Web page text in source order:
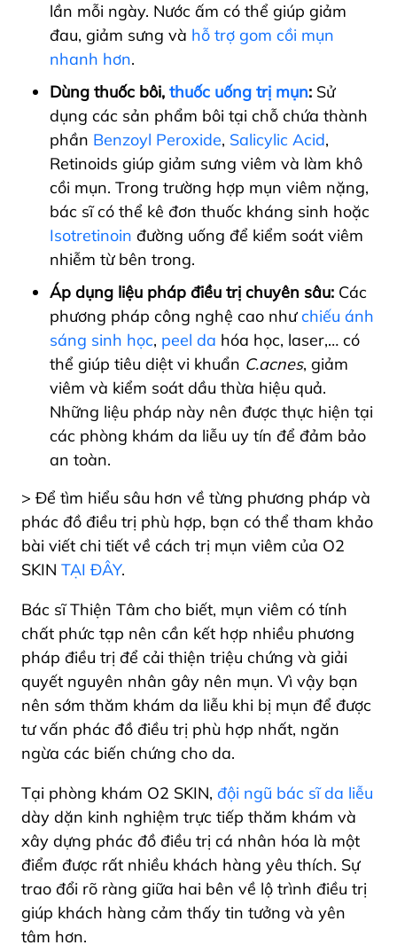
lần mỗi ngày. Nước ấm có thể giúp giảm
đau, giảm sưng và hỗ trợ gom cồi mụn
nhanh hơn.
Dùng thuốc bôi, thuốc uống trị mụn: Sử
dụng các sản phẩm bôi tại chỗ chứa thành
phần Benzoyl Peroxide, Salicylic Acid,
Retinoids giúp giảm sưng viêm và làm khô
cồi mụn. Trong trường hợp mụn viêm nặng,
bác sĩ có thể kê đơn thuốc kháng sinh hoặc
Isotretinoin đường uống để kiểm soát viêm
nhiễm từ bên trong.
Áp dụng liệu pháp điều trị chuyên sâu: Các
phương pháp công nghệ cao nhưchiếu ánh
sáng sinh học, peel da hóa học, laser,… có
thể giúp tiêu diệt vi khuẩn C.acnes, giảm
viêm và kiểm soát dầu thừa hiệu quả.
Những liệu pháp này nên được thực hiện tại
các phòng khám da liễu uy tín để đảm bảo
an toàn.
> Để tìm hiểu sâu hơn về từng phương pháp và
phác đồ điều trị phù hợp, bạn có thể tham khảo
bài viết chi tiết về cách trị mụn viêm của O2
SKIN TẠI ĐÂY.
Bác sĩ Thiện Tâm cho biết, mụn viêm có tính
chất phức tạp nên cần kết hợp nhiều phương
pháp điều trị để cải thiện triệu chứng và giải
quyết nguyên nhân gây nên mụn. Vì vậy bạn
nên sớm thăm khám da liễu khi bị mụn để được
tư vấn phác đồ điều trị phù hợp nhất, ngăn
ngừa các biến chứng cho da.
Tại phòng khám O2 SKIN, đội ngũ bác sĩ da liễu
dày dặn kinh nghiệm trực tiếp thăm khám và
xây dựng phác đồ điều trị cá nhân hóa là một
điểm được rất nhiều khách hàng yêu thích. Sự
trao đổi rõ ràng giữa hai bên về lộ trình điều trị
giúp khách hàng cảm thấy tin tưởng và yên
tâm hơn.